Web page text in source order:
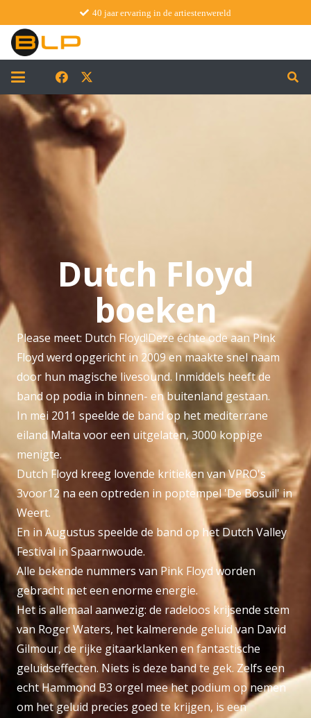
40 jaar ervaring in de artiestenwereld
Dutch Floyd
boeken
Please meet: Dutch Floyd!Deze échte ode aan Pink
Floyd werd opgericht in 2009 en maakte snel naam
door hun magische livesound. Inmiddels heeft de
band op podia in binnen- en buitenland gestaan.
In mei 2011 speelde de band op het mediterrane
eiland Malta voor een uitgelaten, 3000 koppige
menigte.
Dutch Floyd kreeg lovende kritieken van VPRO's
3voor12 na een optreden in poptempel 'De Bosuil' in
Weert.
En in Augustus speelde de band op het Dutch Valley
Festival in Spaarnwoude.
Alle bekende nummers van Pink Floyd worden
gebracht met een enorme energie.
Het is allemaal aanwezig: de radeloos krijsende stem
van Roger Waters, het kalmerende geluid van David
Gilmour, de rijke gitaarklanken en fantastische
geluidseffecten. Niets is deze band te gek. Zelfs een
echt Hammond B3 orgel mee het podium op nemen
om het geluid precies goed te krijgen, is een